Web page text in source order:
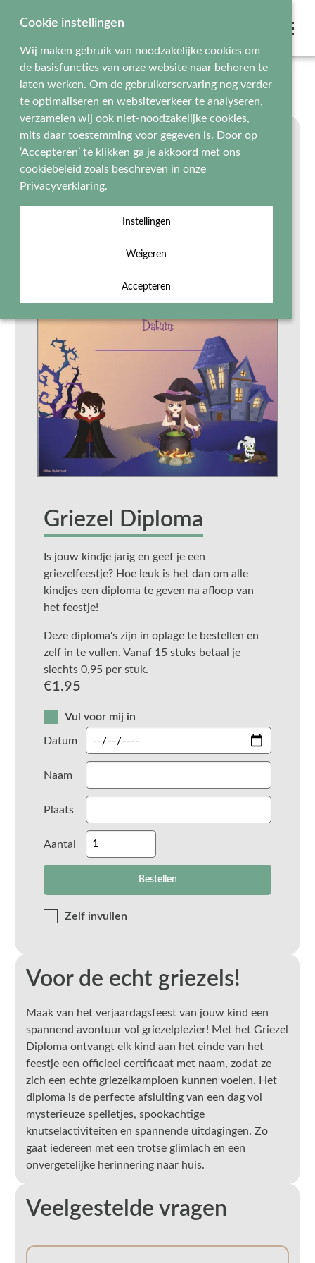
Griezel Diploma
Is jouw kindje jarig en geef je een
griezelfeestje? Hoe leuk is het dan om alle
kindjes een diploma te geven na afloop van
het feestje!
Deze diploma's zijn in oplage te bestellen en
zelf in te vullen. Vanaf 15 stuks betaal je
slechts 0,95 per stuk.
€1.95
Vul voor mij in
Datum
Naam
Plaats
Aantal
Zelf invullen
Voor de echt griezels!
Maak van het verjaardagsfeest van jouw kind een
spannend avontuur vol griezelplezier! Met het Griezel
Diploma ontvangt elk kind aan het einde van het
feestje een officieel certificaat met naam, zodat ze
zich een echte griezelkampioen kunnen voelen. Het
diploma is de perfecte afsluiting van een dag vol
mysterieuze spelletjes, spookachtige
knutselactiviteiten en spannende uitdagingen. Zo
gaat iedereen met een trotse glimlach en een
onvergetelijke herinnering naar huis.
Veelgestelde vragen
Cookie instellingen
Wij maken gebruik van noodzakelijke cookies om
de basisfuncties van onze website naar behoren te
laten werken. Om de gebruikerservaring nog verder
te optimaliseren en websiteverkeer te analyseren,
verzamelen wij ook niet-noodzakelijke cookies,
mits daar toestemming voor gegeven is. Door op
‘Accepteren’ te klikken ga je akkoord met ons
cookiebeleid zoals beschreven in onze
Privacyverklaring.
Instellingen
Weigeren
Accepteren